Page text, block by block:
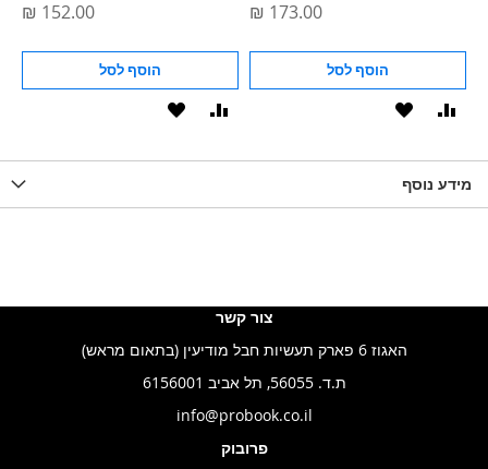
הוסף לסל
הוסף
הוסף לסל
הוסף
מידע נוסף
צור קשר
האגוז 6 פארק תעשיות חבל מודיעין (בתאום מראש)
ת.ד. 56055, תל אביב 6156001
info@probook.co.il
פרובוק